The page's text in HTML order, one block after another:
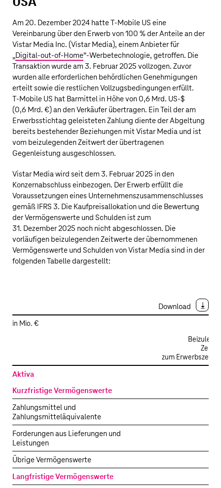
Am 20. Dezember 2024 hatteT‑Mobile US eine
Vereinbarung über den Erwerb von 100 % der Anteile an der
Vistar Media Inc. (Vistar Media), einem Anbieter für
„Digital-out-of-Home“-Werbetechnologie, getroffen. Die
Transaktion wurde am 3. Februar 2025 vollzogen. Zuvor
wurden alle erforderlichen behördlichen Genehmigungen
erteilt sowie die restlichen Vollzugsbedingungen erfüllt.
T‑Mobile US hat Barmittel in Höhe von 0,6 Mrd. US‑$
(0,6 Mrd. €) an den Verkäufer übertragen. Ein Teil der am
Erwerbsstichtag geleisteten Zahlung diente der Abgeltung
bereits bestehender Beziehungen mit Vistar Media und ist
vom beizulegenden Zeitwert der übertragenen
Gegenleistung ausgeschlossen.
Vistar Media wird seit dem 3. Februar 2025 in den
Konzernabschluss einbezogen. Der Erwerb erfüllt die
Voraussetzungen eines Unternehmenszusammenschlusses
gemäß IFRS 3. Die Kaufpreisallokation und die Bewertung
der Vermögenswerte und Schulden ist zum
31. Dezember 2025 noch nicht abgeschlossen. Die
vorläufigen beizulegenden Zeitwerte der übernommenen
Vermögenswerte und Schulden von Vistar Media sind in der
folgenden Tabelle dargestellt:
Download
Erwerb
Vistar
Media
–
Vorläufige
beizulegende
Zeitwerte
der
übernommenen
Vermögenswerte
in Mio. €
zum
Aktiva
Kurzfristige Vermögenswerte
Zahlungsmittel und
Zahlungsmitteläquivalente
Forderungen aus Lieferungen und
Leistungen
Übrige Vermögenswerte
Langfristige Vermögenswerte